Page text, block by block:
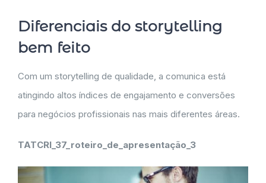
Diferenciais do storytelling
bem feito
Com um storytelling de qualidade, a comunica está
atingindo altos índices de engajamento e conversões
para negócios profissionais nas mais diferentes áreas.
TATCRI_37_roteiro_de_apresentação_3